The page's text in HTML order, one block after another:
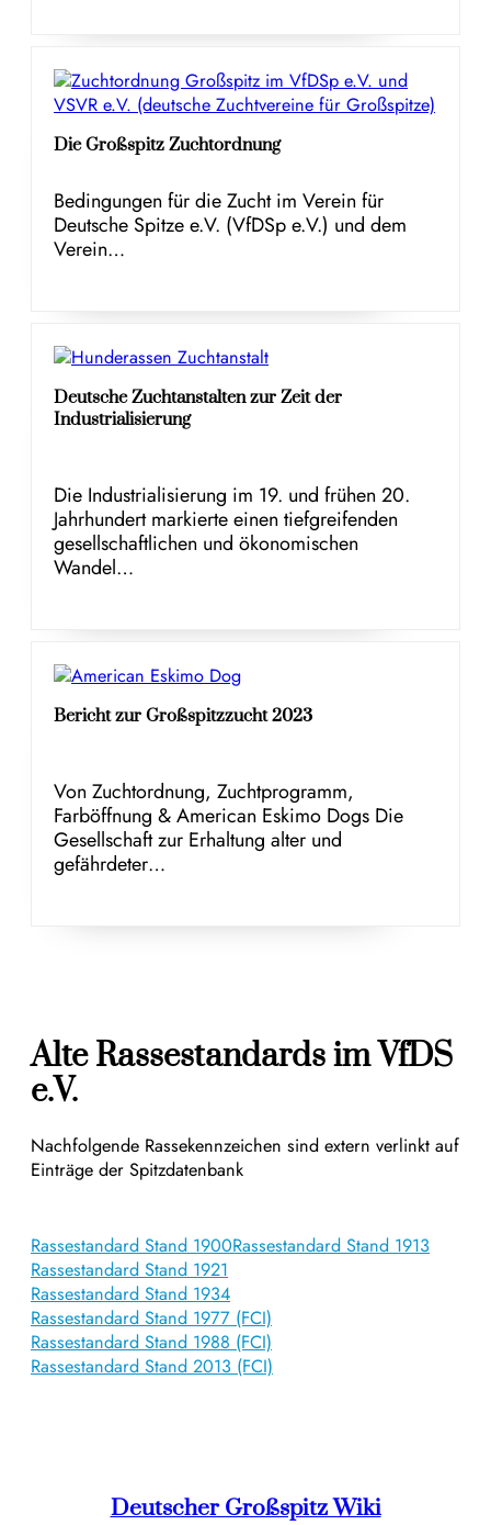
Die Großspitz Zuchtordnung
Bedingungen für die Zucht im Verein für
Deutsche Spitze e.V. (VfDSp e.V.) und dem
Verein…
Deutsche Zuchtanstalten zur Zeit der
Industrialisierung
Die Industrialisierung im 19. und frühen 20.
Jahrhundert markierte einen tiefgreifenden
gesellschaftlichen und ökonomischen
Wandel…
Bericht zur Großspitzzucht 2023
Von Zuchtordnung, Zuchtprogramm,
Farböffnung & American Eskimo Dogs Die
Gesellschaft zur Erhaltung alter und
gefährdeter…
Alte Rassestandards im VfDS
e.V.
Nachfolgende Rassekennzeichen sind extern verlinkt auf
Einträge der Spitzdatenbank
Rassestandard Stand 1900Rassestandard Stand 1913
Rassestandard Stand 1921
Rassestandard Stand 1934
Rassestandard Stand 1977 (FCI)
Rassestandard Stand 1988 (FCI)
Rassestandard Stand 2013 (FCI)
Deutscher Großspitz Wiki